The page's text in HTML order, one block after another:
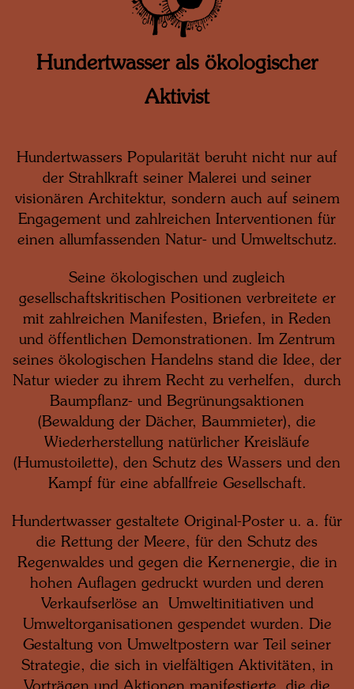
Hundertwasser als ökologischer
Aktivist
Hundertwassers Popularität beruht nicht nur auf
der Strahlkraft seiner Malerei und seiner
visionären Architektur, sondern auch auf seinem
Engagement und zahlreichen Interventionen für
einen allumfassenden Natur- und Umweltschutz.
Seine ökologischen und zugleich
gesellschaftskritischen Positionen verbreitete er
mit zahlreichen Manifesten, Briefen, in Reden
und öffentlichen Demonstrationen. Im Zentrum
seines ökologischen Handelns stand die Idee, der
Natur wieder zu ihrem Recht zu verhelfen, durch
Baumpflanz- und Begrünungsaktionen
(Bewaldung der Dächer, Baummieter), die
Wiederherstellung natürlicher Kreisläufe
(Humustoilette), den Schutz des Wassers und den
Kampf für eine abfallfreie Gesellschaft.
Hundertwasser gestaltete Original-Poster u. a. für
die Rettung der Meere, für den Schutz des
Regenwaldes und gegen die Kernenergie, die in
hohen Auflagen gedruckt wurden und deren
Verkaufserlöse an Umweltinitiativen und
Umweltorganisationen gespendet wurden. Die
Gestaltung von Umweltpostern war Teil seiner
Strategie, die sich in vielfältigen Aktivitäten, in